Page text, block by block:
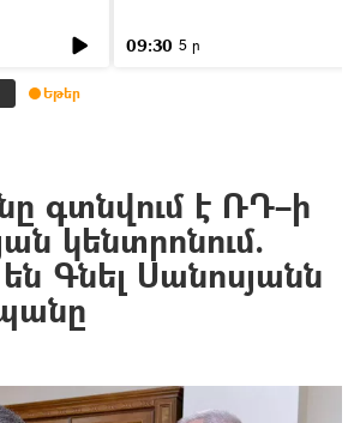
09:30 5 ր
Եթեր
գտնվում է ՌԴ–ի
կենտրոնում.
Գնել Սանոսյանն